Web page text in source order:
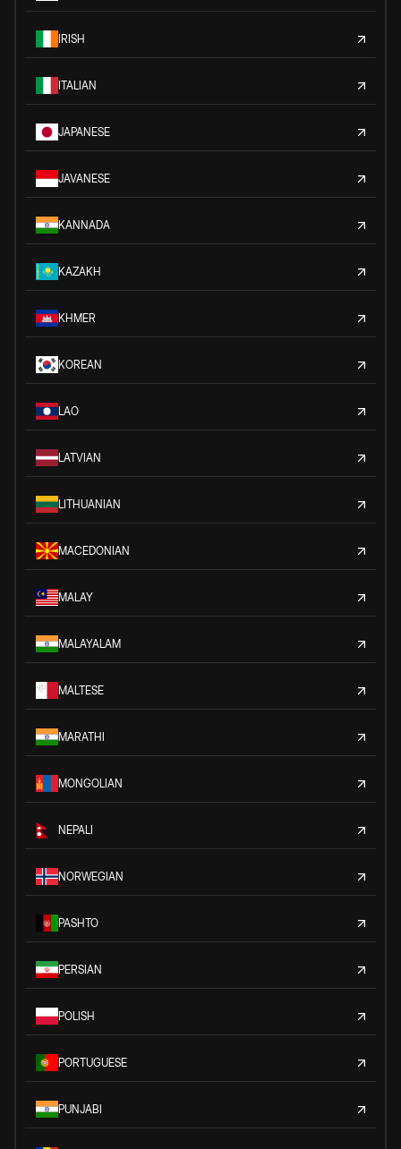
IRISH
ITALIAN
JAPANESE
JAVANESE
KANNADA
KAZAKH
KHMER
KOREAN
LAO
LATVIAN
LITHUANIAN
MACEDONIAN
MALAY
MALAYALAM
MALTESE
MARATHI
MONGOLIAN
NEPALI
NORWEGIAN
PASHTO
PERSIAN
POLISH
PORTUGUESE
PUNJABI